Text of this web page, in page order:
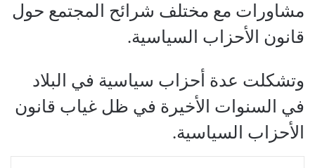
مشاورات مع مختلف شرائح المجتمع حول
قانون الأحزاب السياسية.
وتشكلت عدة أحزاب سياسية في البلاد
في السنوات الأخيرة في ظل غياب قانون
الأحزاب السياسية.